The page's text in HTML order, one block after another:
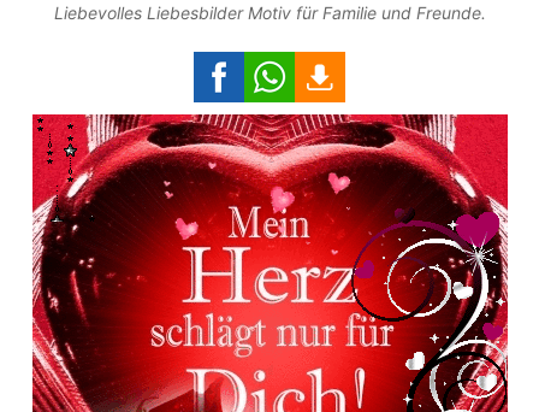
Liebevolles Liebesbilder Motiv für Familie und Freunde.